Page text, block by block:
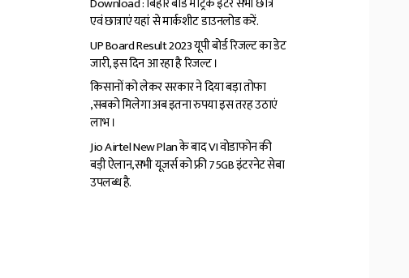
एवं छात्राएं यहां से मार्कशीट डाउनलोड करें.
UP Board Result 2023 यूपी बोर्ड रिजल्ट का डेट
जारी, इस दिन आ रहा है रिजल्ट ।
किसानों को लेकर सरकार ने दिया बड़ा तोफा
,सबको मिलेगा अब इतना रुपया इस तरह उठाएं
लाभ ।
Jio Airtel New Plan के बाद VI वोडाफोन की
बड़ी ऐलान,सभी यूजर्स को फ्री 75GB इंटरनेट सेबा
उपलब्ध है.